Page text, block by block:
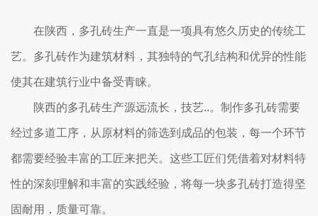
在陕西，多孔砖生产一直是一项具有悠久历史的传统工
艺。多孔砖作为建筑材料，其独特的气孔结构和优异的性能
使其在建筑行业中备受青睐。
陕西的多孔砖生产源远流长，技艺..。制作多孔砖需要
经过多道工序，从原材料的筛选到成品的包装，每一个环节
都需要经验丰富的工匠来把关。这些工匠们凭借着对材料特
性的深刻理解和丰富的实践经验，将每一块多孔砖打造得坚
固耐用，质量可靠。